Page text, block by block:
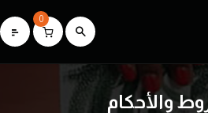
0
والأحكام